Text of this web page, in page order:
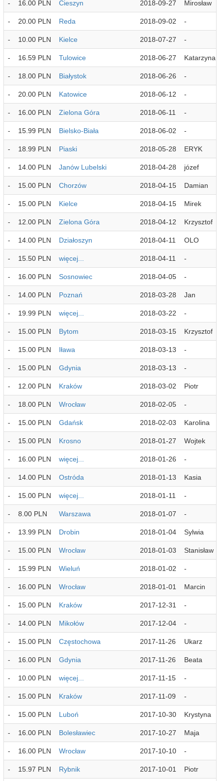
- 16.00 PLN Cieszyn 2018-09-27 Mirosław
- 20.00 PLN Reda 2018-09-02 -
- 10.00 PLN Kielce 2018-07-27 -
- 16.59 PLN Tulowice 2018-06-27 Katarzyna
- 18.00 PLN Białystok 2018-06-26 -
- 20.00 PLN Katowice 2018-06-12 -
- 16.00 PLN Zielona Góra 2018-06-11 -
- 15.99 PLN Bielsko-Biała 2018-06-02 -
- 18.99 PLN Piaski 2018-05-28 ERYK
- 14.00 PLN Janów Lubelski 2018-04-28 józef
- 15.00 PLN Chorzów 2018-04-15 Damian
- 15.00 PLN Kielce 2018-04-15 Mirek
- 12.00 PLN Zielona Góra 2018-04-12 Krzysztof
- 14.00 PLN Działoszyn 2018-04-11 OLO
- 15.50 PLN więcej... 2018-04-11 -
- 16.00 PLN Sosnowiec 2018-04-05 -
- 14.00 PLN Poznań 2018-03-28 Jan
- 19.99 PLN więcej... 2018-03-22 -
- 15.00 PLN Bytom 2018-03-15 Krzysztof
- 15.00 PLN Iława 2018-03-13 -
- 15.00 PLN Gdynia 2018-03-13 -
- 12.00 PLN Kraków 2018-03-02 Piotr
- 18.00 PLN Wrocław 2018-02-05 -
- 15.00 PLN Gdańsk 2018-02-03 Karolina
- 15.00 PLN Krosno 2018-01-27 Wojtek
- 16.00 PLN więcej... 2018-01-26 -
- 14.00 PLN Ostróda 2018-01-13 Kasia
- 15.00 PLN więcej... 2018-01-11 -
- 8.00 PLN Warszawa 2018-01-07 -
- 13.99 PLN Drobin 2018-01-04 Sylwia
- 15.00 PLN Wrocław 2018-01-03 Stanisław
- 15.99 PLN Wieluń 2018-01-02 -
- 16.00 PLN Wrocław 2018-01-01 Marcin
- 15.00 PLN Kraków 2017-12-31 -
- 14.00 PLN Mikołów 2017-12-04 -
- 15.00 PLN Częstochowa 2017-11-26 Ukarz
- 16.00 PLN Gdynia 2017-11-26 Beata
- 10.00 PLN więcej... 2017-11-15 -
- 15.00 PLN Kraków 2017-11-09 -
- 15.00 PLN Luboń 2017-10-30 Krystyna
- 16.00 PLN Bolesławiec 2017-10-27 Maja
- 16.00 PLN Wrocław 2017-10-10 -
- 15.97 PLN Rybnik 2017-10-01 Piotr